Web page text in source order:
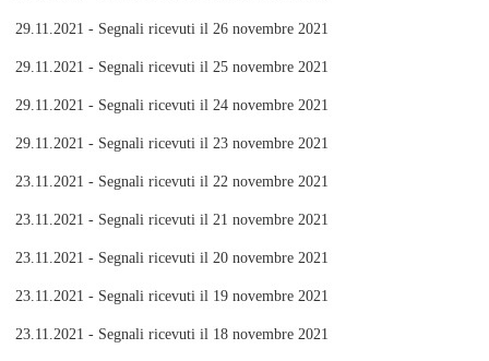
29.11.2021 - Segnali ricevuti il 26 novembre 2021
29.11.2021 - Segnali ricevuti il 25 novembre 2021
29.11.2021 - Segnali ricevuti il 24 novembre 2021
29.11.2021 - Segnali ricevuti il 23 novembre 2021
23.11.2021 - Segnali ricevuti il 22 novembre 2021
23.11.2021 - Segnali ricevuti il 21 novembre 2021
23.11.2021 - Segnali ricevuti il 20 novembre 2021
23.11.2021 - Segnali ricevuti il 19 novembre 2021
23.11.2021 - Segnali ricevuti il 18 novembre 2021